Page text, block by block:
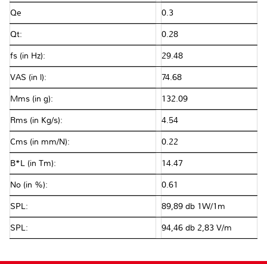
Qe 0.3
Qt: 0.28
fs (in Hz): 29.48
VAS (in l): 74.68
Mms (in g): 132.09
Rms (in Kg/s): 4.54
Cms (in mm/N): 0.22
B*L (in Tm): 14.47
No (in %): 0.61
SPL: 89,89 db 1W/1m
SPL: 94,46 db 2,83 V/m